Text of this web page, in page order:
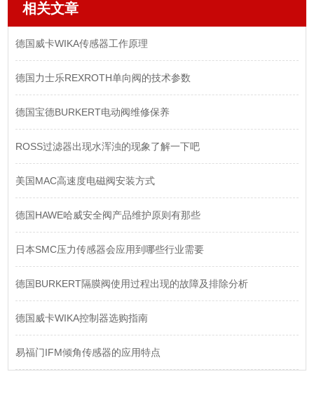
相关文章
德国威卡WIKA传感器工作原理
德国力士乐REXROTH单向阀的技术参数
德国宝德BURKERT电动阀维修保养
ROSS过滤器出现水浑浊的现象了解一下吧
美国MAC高速度电磁阀安装方式
德国HAWE哈威安全阀产品维护原则有那些
日本SMC压力传感器会应用到哪些行业需要
德国BURKERT隔膜阀使用过程出现的故障及排除分析
德国威卡WIKA控制器选购指南
易福门IFM倾角传感器的应用特点